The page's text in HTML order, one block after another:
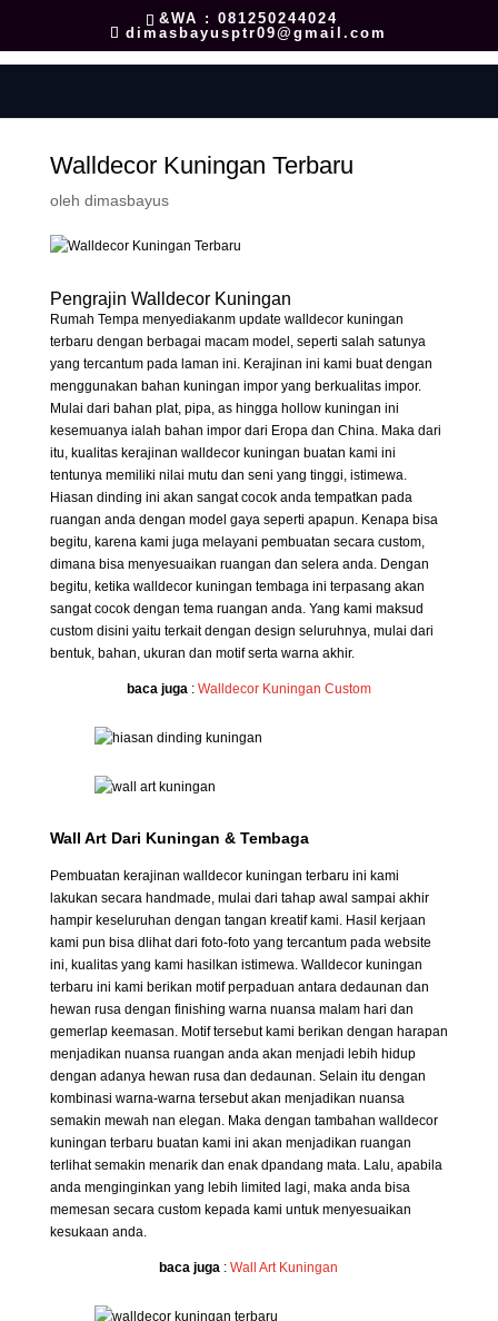
&WA : 081250244024
dimasbayusptr09@gmail.com
Walldecor Kuningan Terbaru
oleh dimasbayus
Pengrajin Walldecor Kuningan
Rumah Tempa menyediakanm update walldecor kuningan
terbaru dengan berbagai macam model, seperti salah satunya
yang tercantum pada laman ini. Kerajinan ini kami buat dengan
menggunakan bahan kuningan impor yang berkualitas impor.
Mulai dari bahan plat, pipa, as hingga hollow kuningan ini
kesemuanya ialah bahan impor dari Eropa dan China. Maka dari
itu, kualitas kerajinan walldecor kuningan buatan kami ini
tentunya memiliki nilai mutu dan seni yang tinggi, istimewa.
Hiasan dinding ini akan sangat cocok anda tempatkan pada
ruangan anda dengan model gaya seperti apapun. Kenapa bisa
begitu, karena kami juga melayani pembuatan secara custom,
dimana bisa menyesuaikan ruangan dan selera anda. Dengan
begitu, ketika walldecor kuningan tembaga ini terpasang akan
sangat cocok dengan tema ruangan anda. Yang kami maksud
custom disini yaitu terkait dengan design seluruhnya, mulai dari
bentuk, bahan, ukuran dan motif serta warna akhir.
baca juga: Walldecor Kuningan Custom
Wall Art Dari Kuningan & Tembaga
Pembuatan kerajinan walldecor kuningan terbaru ini kami
lakukan secara handmade, mulai dari tahap awal sampai akhir
hampir keseluruhan dengan tangan kreatif kami. Hasil kerjaan
kami pun bisa dlihat dari foto-foto yang tercantum pada website
ini, kualitas yang kami hasilkan istimewa. Walldecor kuningan
terbaru ini kami berikan motif perpaduan antara dedaunan dan
hewan rusa dengan finishing warna nuansa malam hari dan
gemerlap keemasan. Motif tersebut kami berikan dengan harapan
menjadikan nuansa ruangan anda akan menjadi lebih hidup
dengan adanya hewan rusa dan dedaunan. Selain itu dengan
kombinasi warna-warna tersebut akan menjadikan nuansa
semakin mewah nan elegan. Maka dengan tambahan walldecor
kuningan terbaru buatan kami ini akan menjadikan ruangan
terlihat semakin menarik dan enak dpandang mata. Lalu, apabila
anda menginginkan yang lebih limited lagi, maka anda bisa
memesan secara custom kepada kami untuk menyesuaikan
kesukaan anda.
baca juga :Wall Art Kuningan